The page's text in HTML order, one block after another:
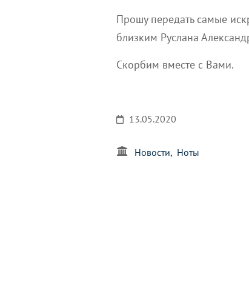
Прошу передать самые
близким Руслана
Скорбим вместе с Вами.
13.05.2020
Новости Ноты